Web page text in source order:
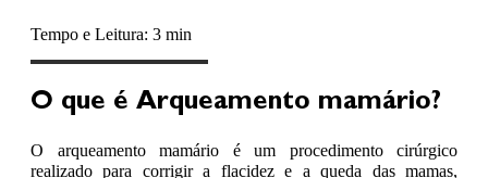
Tempo e Leitura: 3 min
O que é Arqueamento mamário?
O arqueamento mamário é um procedimento cirúrgico
realizado para corrigir a flacidez e a queda das mamas,